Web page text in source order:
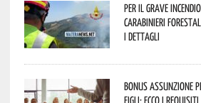
Per il grave
Carabinieri
I dettagli
Bonus assunzione
figli: ecco i requisiti